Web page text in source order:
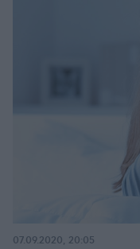
07.09.2020, 20:05